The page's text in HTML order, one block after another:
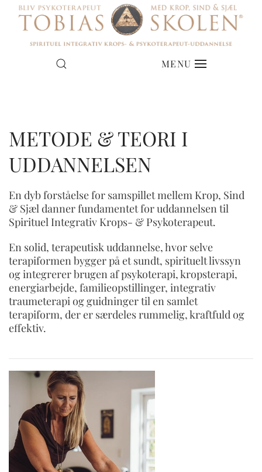
MENU
NYE HOLD I JYLLAND
DATOER FOR OPSTART
METODE & TEORI I
UDDANNELSEN
En dyb forståelse for samspillet mellem Krop, Sind
& Sjæl danner fundamentet for uddannelsen til
Spirituel Integrativ Krops- & Psykoterapeut.
En solid, terapeutisk uddannelse, hvor selve
terapiformen bygger på et sundt, spirituelt livssyn
og integrerer brugen af psykoterapi, kropsterapi,
energiarbejde, familieopstillinger, integrativ
traumeterapi og guidninger til en samlet
terapiform, der er særdeles rummelig, kraftfuld og
effektiv.